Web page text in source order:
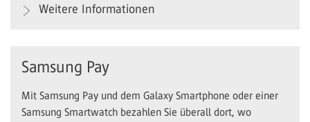
Weitere Informationen
Samsung Pay
Mit Samsung Pay und dem Galaxy Smartphone oder einer
Samsung Smartwatch bezahlen Sie überall dort, wo